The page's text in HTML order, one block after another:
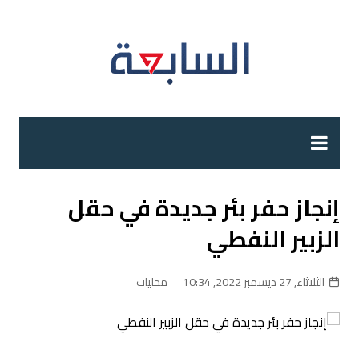
إنجاز حفر بئر جديدة في حقل
الزبير النفطي
الثلاثاء, 27 ديسمبر 2022, 10:34 محليات